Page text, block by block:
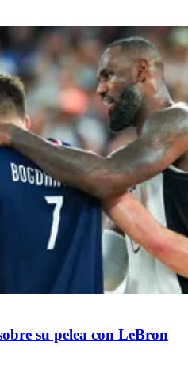
su pelea con LeBron